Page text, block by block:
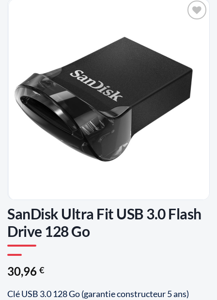
D'ENVIES
SanDisk Ultra Fit USB 3.0 Flash
Drive 128 Go
30,96 €
Clé USB 3.0 128 Go (garantie constructeur 5 ans)